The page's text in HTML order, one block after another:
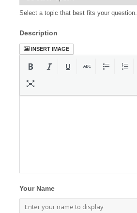
Select a topic that best fits your question.
Description
INSERT IMAGE
Your Name